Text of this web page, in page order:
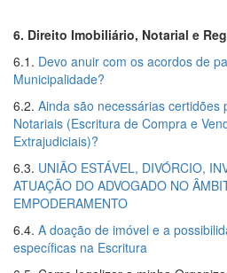
6. Direito Imobiliário, Notarial e
6.1. Devo anuir com os acordos de
Municipalidade?
6.2. Ainda são necessárias certidões
Notariais (Escritura de Compra e
Extrajudiciais)?
6.3. UNIÃO ESTÁVEL, DIVÓRCIO,
ATUAÇÃO DO ADVOGADO NO
EMPODERAMENTO
6.4. A doação de imóvel e a
específicas na Escritura